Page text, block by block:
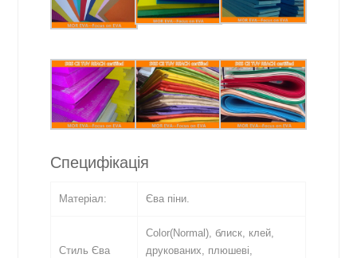
Специфікація
Матеріал: Єва піни.
Стиль Єва
Color(Normal), блиск, клей,
друкованих, плюшеві,